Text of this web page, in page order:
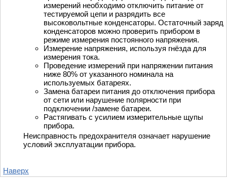
измерений необходимо отключить питание от
тестируемой цепи и разрядить все
высоковольтные конденсаторы. Остаточный заряд
конденсаторов можно проверить прибором в
режиме измерения постоянного напряжения.
Измерение напряжения, используя гнёзда для
измерения тока.
Проведение измерений при напряжении питания
ниже 80% от указанного номинала на
используемых батареях.
Замена батареи питания до отключения прибора
от сети или нарушение полярности при
подключении /замене батареи.
Растягивать с усилием измерительные щупы
прибора.
Неисправность предохранителя означает нарушение
условий эксплуатации прибора.
Наверх